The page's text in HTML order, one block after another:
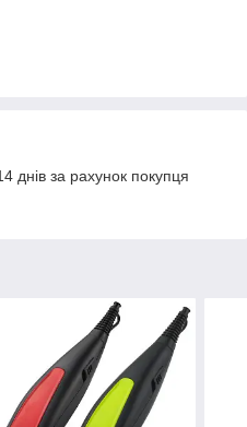
днів за рахунок покупця